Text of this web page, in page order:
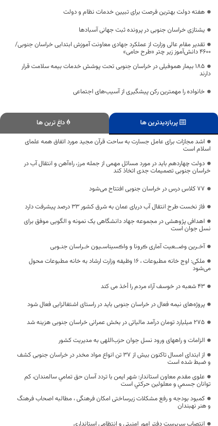
هفته دولت بهترین فرصت برای تبیین خدمات نظام و دولت
یشتازی خراسان جنوبی در پرونده ثبت جهانی آسبادها
تقدیر مقام عالی وزارت از عملکرد جهادی معاونت آموزش ابتدایی خراسان جنوبی/
۴۶۰۰ دانش‌آموز زیر چتر «طرح حامی»
۱۸۵ بیمار هموفیلی در خراسان جنوبی تحت پوشش خدمات بیمه سلامت قرار
دارند
خانواده را مهمترین رکن پیشگیری از آسیب‌های اجتماعی
پربازدیدترین ها
داغ ترین ها
اشد مجازات برای عامل جسارت به ساحت قرآن مجید مورد اتفاق همه علمای
اسلام است
دولت چهاردهم باید در مورد مسائل مهمی از جمله مرز، راه‌آهن و انتقال آب در
خراسان جنوبی تصمیمات جدی اتخاذ کند
۷۷ کلاس درس در خراسان جنوبی افتتاح می‌شود
فاز نخست طرح انتقال آب دریای عمان به شرق کشور ۳۳ درصد پیشرفت دارد
اهدافی پژوهشی در مجموعه جهاد دانشگاهی یک نمونه و الگویی موفق برای
نسل جوان است
آخـرین وضــعیت آماری ڪرونا و واڪسیناسـیون خـراسان جنـوبی
ملکی: اوج خانه مطبوعات ، ۱۶ وظیفه وزارت ارشاد به خانه مطبوعات محول
می‌شود
۴۳ شعبه در خوسف آراء مردم را أخذ می کند
پروژه‌های نیمه فعال در خراسان جنوبی باید در راستای اشتغالزایی فعال شود
۲۷۵ میلیارد تومان درآمد مالیاتی در بخش عمرانی خراسان جنوبی هزینه شد
الزامات و راههای ورود نسل جوان حزب‌اللهی به مدیریت کشور
از ابتدای امسال تاکنون بیش از 37 تن انواع مواد مخدر در خراسان جنوبی کشف
و ضبط شده است
علوی مقدم معاون استاندار: شهر ايمن با تردد آسان حق تمامي سالمندان، كم
توانان جسمي و معلولين حركتي است
کمبود بودجه و رفع مشکلات زیرساختی امکان فرهنگی ، مطالبه اصحاب فرهنگ
و هنر نهبندان
انتصاب سرپرست دفتر امور امنیتی و انتظامی استانداری